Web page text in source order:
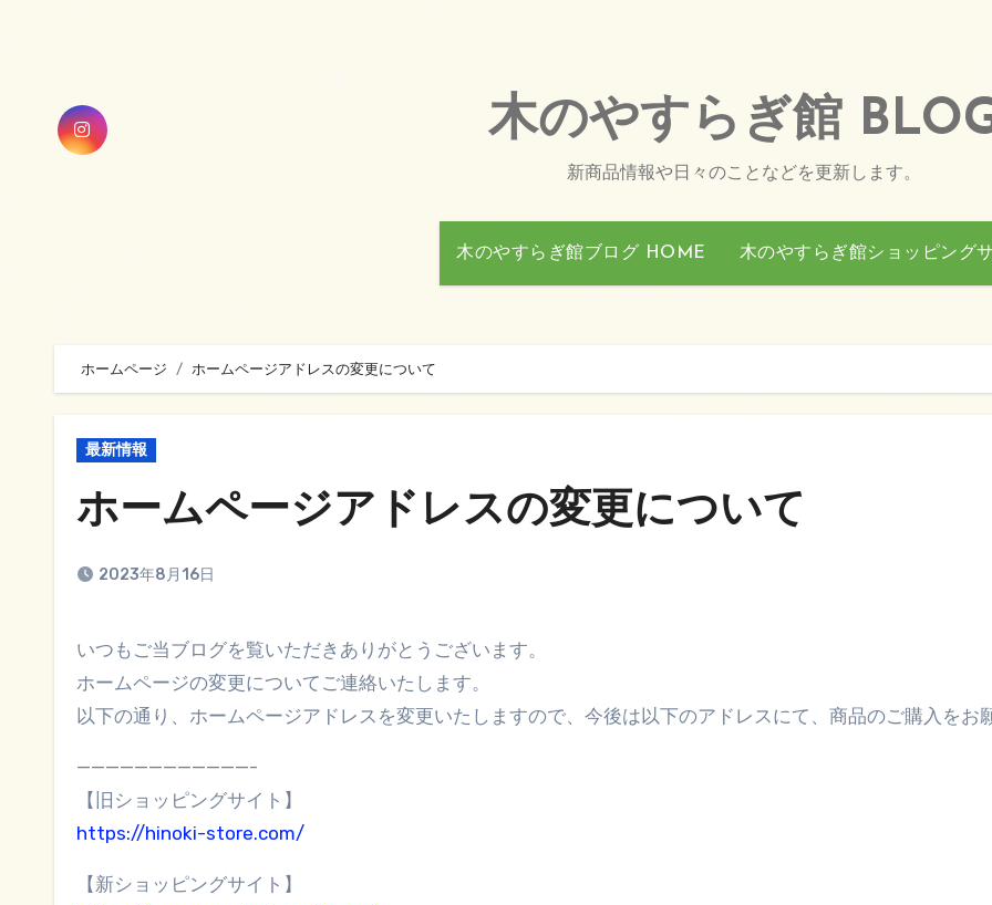
木のやすらぎ館
新商品情報や日々のことなどを更新します。
木のやすらぎ館ブログ HOME 木のやすらぎ館ショッピング
ホームページ ホームページアドレスの変更について
最新情報
ホームページアドレスの変更について
2023年8月16日
いつもご当ブログを覧いただきありがとうございます。
ホームページの変更についてご連絡いたします。
以下の通り、ホームページアドレスを変更いたしますので、今後は以下のアドレスにて、商品のご購入をお
————————————-
【旧ショッピングサイト】
https://hinoki-store.com/
【新ショッピングサイト】